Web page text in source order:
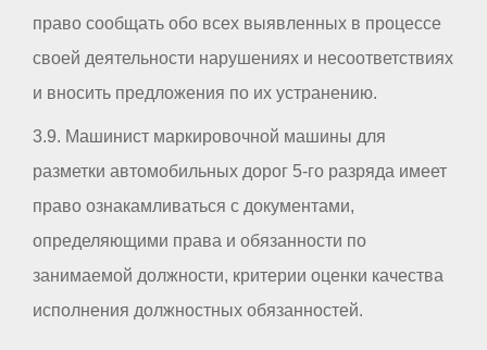
право сообщать обо всех выявленных в процессе
своей деятельности нарушениях и несоответствиях
и вносить предложения по их устранению.
3.9. Машинист маркировочной машины для
разметки автомобильных дорог 5-го разряда имеет
право ознакамливаться с документами,
определяющими права и обязанности по
занимаемой должности, критерии оценки качества
исполнения должностных обязанностей.